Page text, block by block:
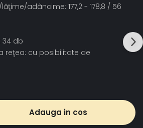
adâncime: 177,2 - 178,8 / 56
34 db
reţea: cu posibilitate de
Adauga in cos